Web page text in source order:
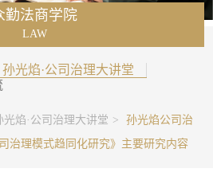
勤法商学院
LAW
孙光焰·公司治理大讲堂
光焰·公司治理大讲堂 >
孙光焰公司治
治理模式趋同化研究》主要研究内容